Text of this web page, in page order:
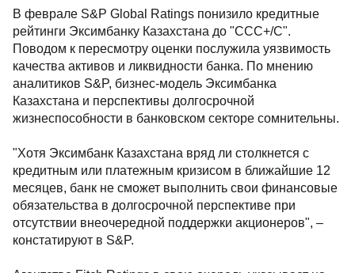
В феврале S&P Global Ratings понизило кредитные
рейтинги Эксимбанку Казахстана до "CCC+/C".
Поводом к пересмотру оценки послужила уязвимость
качества активов и ликвидности банка. По мнению
аналитиков S&P, бизнес-модель Эксимбанка
Казахстана и перспективы долгосрочной
жизнеспособности в банковском секторе сомнительны.
"Хотя Эксимбанк Казахстана вряд ли столкнется с
кредитным или платежным кризисом в ближайшие 12
месяцев, банк не сможет выполнить свои финансовые
обязательства в долгосрочной перспективе при
отсутствии внеочередной поддержки акционеров", –
констатируют в S&P.